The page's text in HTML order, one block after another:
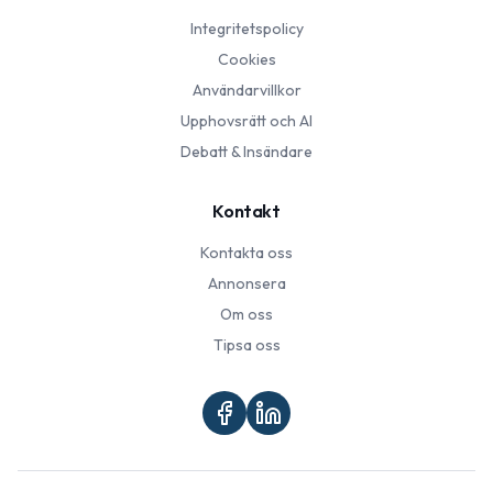
Integritetspolicy
Cookies
Användarvillkor
Upphovsrätt och AI
Debatt & Insändare
Kontakt
Kontakta oss
Annonsera
Om oss
Tipsa oss